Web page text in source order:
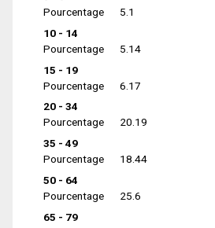
Pourcentage
5.1
10 - 14
Pourcentage
5.14
15 - 19
Pourcentage
6.17
20 - 34
Pourcentage
20.19
35 - 49
Pourcentage
18.44
50 - 64
Pourcentage
25.6
65 - 79